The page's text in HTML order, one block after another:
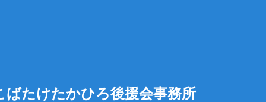
ばたけたかひろ後援会事務所